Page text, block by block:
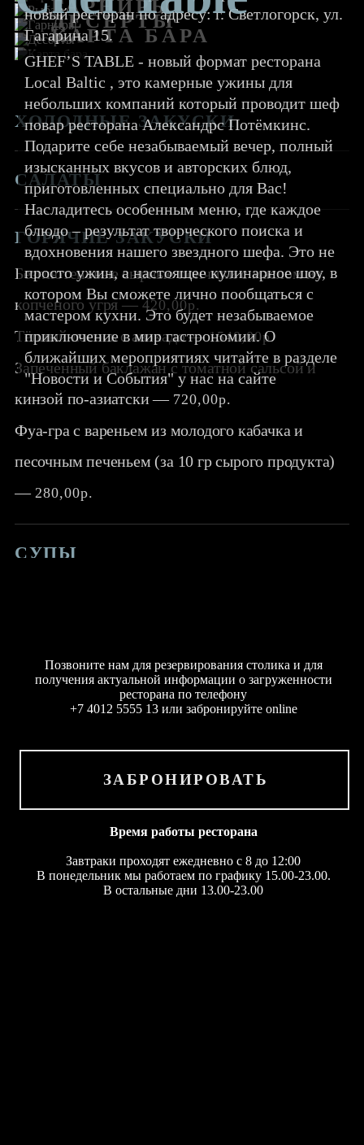
новый ресторан по адресу: г. Светлогорск, ул.
Гагарина 15.
GHEF’S TABLE - новый формат ресторана
Local Baltic , это камерные ужины для
небольших компаний который проводит шеф
повар ресторана Александрс Потёмкинс.
Подарите себе незабываемый вечер, полный
изысканных вкусов и авторских блюд,
приготовленных специально для Вас!
Насладитесь особенным меню, где каждое
блюдо – результат творческого поиска и
вдохновения нашего звездного шефа. Это не
просто ужин, а настоящее кулинарное шоу, в
котором Вы сможете лично пообщаться с
мастером кухни. Это будет незабываемое
приключение в мир гастрономии. О
ближайших мероприятиях читайте в разделе
"Новости и События" у нас на сайте
ГАРНИРЫ
ДЕСЕРТЫ
КАРТА БАРА
ХОЛОДНЫЕ ЗАКУСКИ
САЛАТЫ
ГОРЯЧИЕ ЗАКУСКИ
Безглютеновые сырные пончики с маслом из
копченого угря —420,00р.
Тёплый лосось с авокадо —1540,00р.
Запеченный баклажан с томатной сальсой и
кинзой по-азиатски — 720,00р.
Фуа-гра с вареньем из молодого кабачка и
песочным печеньем (за 10 гр сырого продукта)
— 280,00р.
СУПЫ
РЫБА
ДЕСЕРТЫ
КАРТА БАРА
Позвоните нам для резервирования столика и для
получения актуальной информации о загруженности
ресторана по телефону
+7 4012 5555 13или забронируйте online
ЗАБРОНИРОВАТЬ
Время работы ресторана
Завтраки проходят ежедневно с 8 до 12:00
В понедельник мы работаем по графику 15.00-23.00.
В остальные дни 13.00-23.00